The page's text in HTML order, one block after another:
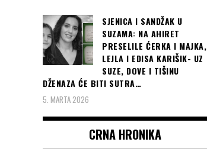
SJENICA I SANDŽAK U
SUZAMA: NA AHIRET
PRESELILE ĆERKA I MAJKA,
LEJLA I EDISA KARIŠIK- UZ
SUZE, DOVE I TIŠINU
DŽENAZA ĆE BITI SUTRA…
5. MARTA 2026
CRNA HRONIKA